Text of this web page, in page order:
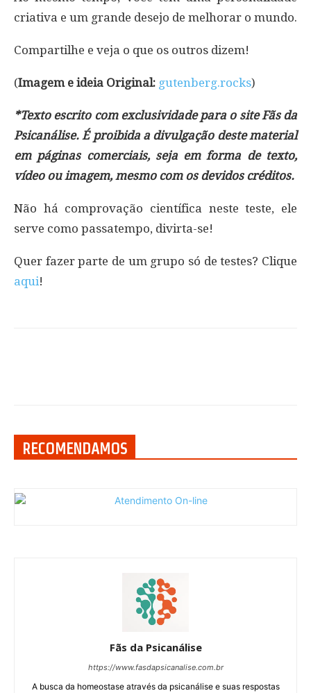
criativa e um grande desejo de melhorar o mundo.
Compartilhe e veja o que os outros dizem!
(Imagem e ideia Original: gutenberg.rocks)
*Texto escrito com exclusividade para o site Fãs da
Psicanálise. É proibida a divulgação deste material
em páginas comerciais, seja em forma de texto,
vídeo ou imagem, mesmo com os devidos créditos.
Não há comprovação científica neste teste, ele
serve como passatempo, divirta-se!
Quer fazer parte de um grupo só de testes? Clique
aqui!
RECOMENDAMOS
Fãs da Psicanálise
https://www.fasdapsicanalise.com.br
A busca da homeostase através da psicanálise e suas respostas